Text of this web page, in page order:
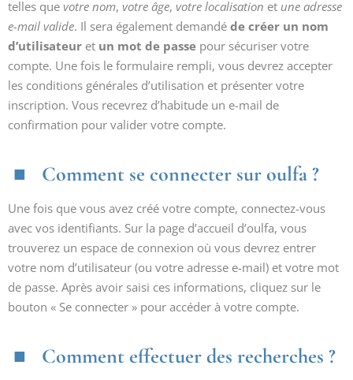
telles que votre nom, votre âge, votre localisation et une adresse
e-mail valide. Il sera également demandé de créer un nom
d’utilisateur et un mot de passe pour sécuriser votre
compte. Une fois le formulaire rempli, vous devrez accepter
les conditions générales d’utilisation et présenter votre
inscription. Vous recevrez d’habitude un e-mail de
confirmation pour valider votre compte.
Comment se connecter sur oulfa ?
Une fois que vous avez créé votre compte, connectez-vous
avec vos identifiants. Sur la page d’accueil d’oulfa, vous
trouverez un espace de connexion où vous devrez entrer
votre nom d’utilisateur (ou votre adresse e-mail) et votre mot
de passe. Après avoir saisi ces informations, cliquez sur le
bouton « Se connecter » pour accéder à votre compte.
Comment effectuer des recherches ?